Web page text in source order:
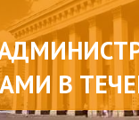
В